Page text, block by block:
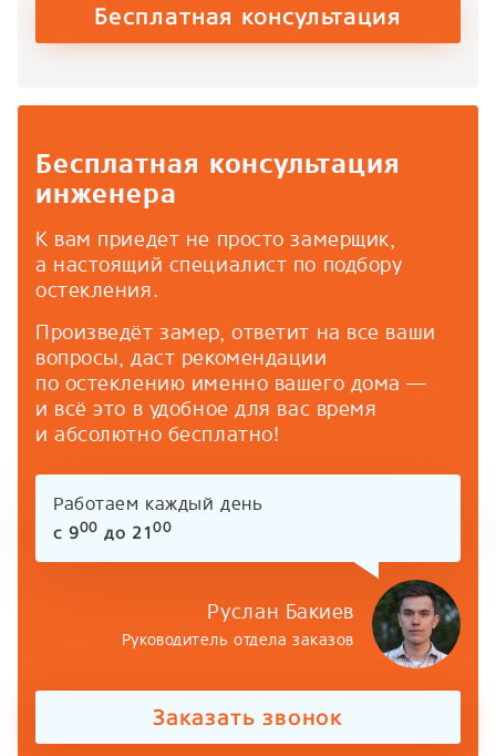
Бесплатная консультация
Бесплатная консультация
инженера
К вам приедет не просто замерщик,
а настоящий специалист по подбору
остекления.
Произведёт замер, ответит на все ваши
вопросы, даст рекомендации
по остеклению именно вашего дома —
и всё это в удобное для вас время
и абсолютно бесплатно!
Работаем каждый день
с 900 до 2100
Руслан Бакиев
Руководитель отдела заказов
Заказать звонок